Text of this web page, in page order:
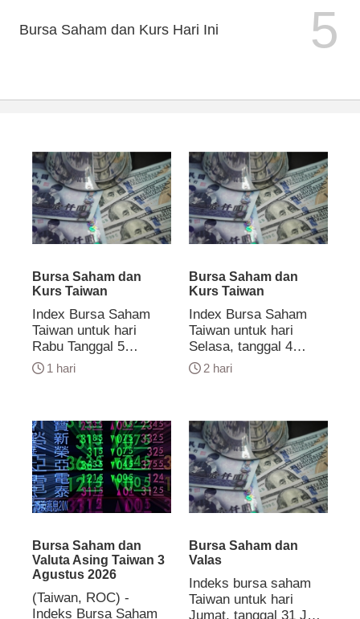
Bursa Saham dan Kurs Hari Ini 5
Bursa Saham dan
Kurs Taiwan
Index Bursa Saham
Taiwan untuk hari
Rabu Tanggal 5
Agustus 2026 berada
di posisi 44.492,80
transaksi sekitar 1
triliun 94 miliar dolar
Taiwan. US$ 1 = Rp
17.981 US$ 1 = NT$
32,35 NT$ 1 = Rp.556
1 hari
Bursa Saham dan
Kurs Taiwan
Index Bursa Saham
Taiwan untuk hari
Selasa, tanggal 4
Agustus 2026 berada
di posisi 43.360,66
transaksi sekitar
NT$1,037 triliun. US$
1 = Rp 17.977 US$ 1
= NT$ 32,38 NT$ 1 =
Rp.554,71
2 hari
Bursa Saham dan
Valuta Asing Taiwan 3
Agustus 2026
(Taiwan, ROC) -
Indeks Bursa Saham
Bursa Saham dan
Valas
Indeks bursa saham
Taiwan untuk hari
Jumat, tanggal 31 Juli